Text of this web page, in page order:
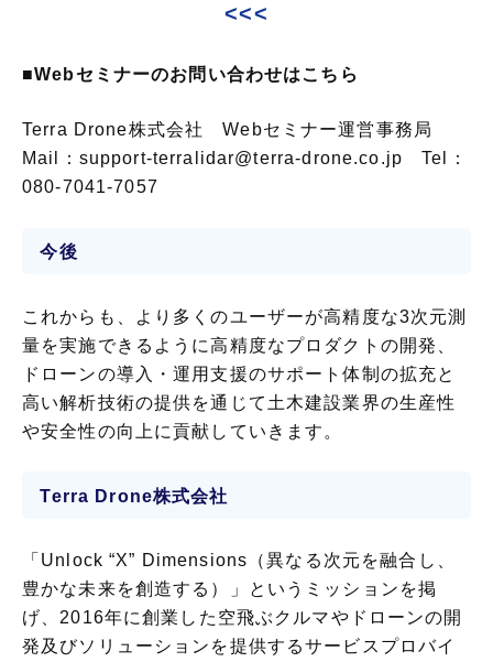
<<<
■Webセミナーのお問い合わせはこちら
Terra Drone株式会社 Webセミナー運営事務局
Mail：support-terralidar@terra-drone.co.jp Tel：
080-7041-7057
今後
これからも、より多くのユーザーが高精度な3次元測
量を実施できるように高精度なプロダクトの開発、
ドローンの導入・運用支援のサポート体制の拡充と
高い解析技術の提供を通じて土木建設業界の生産性
や安全性の向上に貢献していきます。
Terra Drone株式会社
「Unlock “X” Dimensions（異なる次元を融合し、
豊かな未来を創造する）」というミッションを掲
げ、2016年に創業した空飛ぶクルマやドローンの開
発及びソリューションを提供するサービスプロバイ